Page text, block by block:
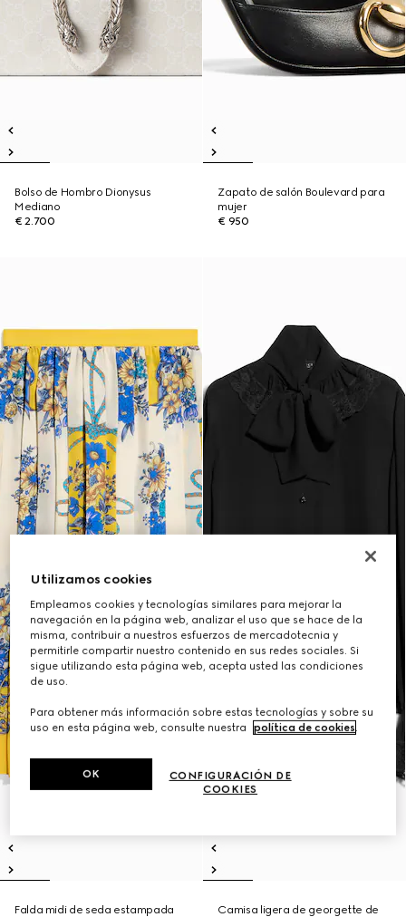
Bolso de Hombro Dionysus
Mediano
€ 2.700
Zapato de salón Boulevard para
mujer
€ 950
Falda midi de seda estampada
Camisa ligera de georgette de
Utilizamos cookies
Empleamos cookies y tecnologías similares para mejorar la
navegación en la página web, analizar el uso que se hace de la
misma, contribuir a nuestros esfuerzos de mercadotecnia y
permitirle compartir nuestro contenido en sus redes sociales. Si
sigue utilizando esta página web, acepta usted las condiciones
de uso.
Para obtener más información sobre estas tecnologías y sobre su
uso en esta página web, consulte nuestra
política de cookies.
CONFIGURACIÓN DE
COOKIES
OK